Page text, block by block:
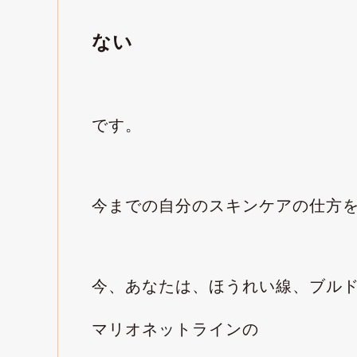
ない
です。
今までの自分のスキンケアの仕方
今、あなたは、ほうれい線、ブルド
マリオネットラインの